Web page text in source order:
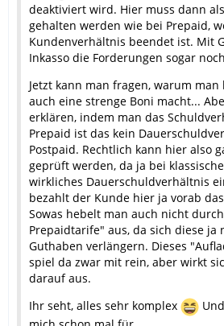
deaktiviert wird. Hier muss dann
gehalten werden wie bei Prepaid,
Kundenverhältnis beendet ist. Mit
Inkasso die Forderungen sogar
Jetzt kann man fragen, warum
auch eine strenge Boni macht...
erklären, indem man das
Prepaid ist das kein
Postpaid. Rechtlich kann hier also
geprüft werden, da ja bei
wirkliches Dauerschuldverhältnis
bezahlt der Kunde hier ja vorab
Sowas hebelt man auch nicht
Prepaidtarife" aus, da sich diese ja
Guthaben verlängern. Dieses
spiel da zwar mit rein, aber wirkt
darauf aus.
Ihr seht, alles sehr komplex